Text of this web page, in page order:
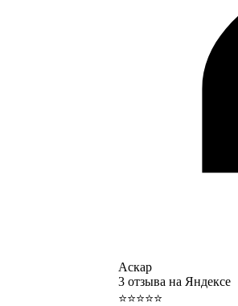
Аскар
3 отзыва на Яндексе
⭐⭐⭐⭐⭐